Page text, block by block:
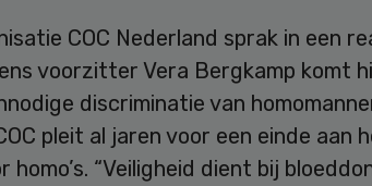
COC Nederland sprak in een
voorzitter Vera Bergkamp komt
discriminatie van
pleit al jaren voor een einde aan
homo’s. “Veiligheid dient bij